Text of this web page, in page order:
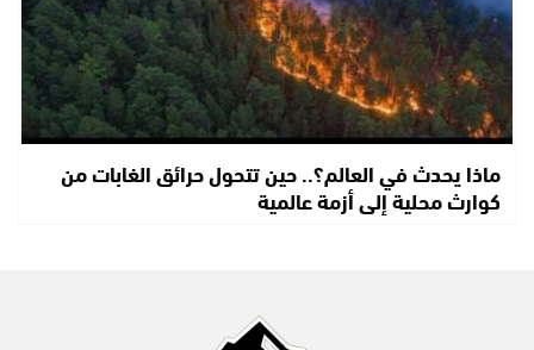
ماذا يحدث في العالم؟.. حين تتحول حرائق الغابات من
كوارث محلية إلى أزمة عالمية